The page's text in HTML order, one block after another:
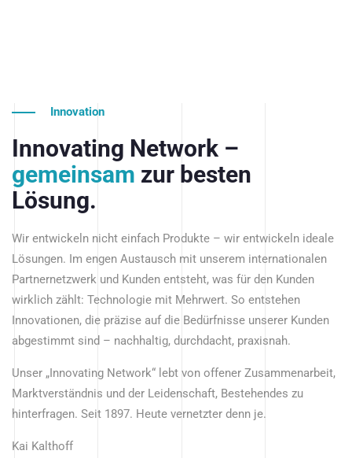
Innovation
Innovating Network –
gemeinsam zur besten
Lösung.
Wir entwickeln nicht einfach Produkte – wir entwickeln ideale
Lösungen. Im engen Austausch mit unserem internationalen
Partnernetzwerk und Kunden entsteht, was für den Kunden
wirklich zählt: Technologie mit Mehrwert. So entstehen
Innovationen, die präzise auf die Bedürfnisse unserer Kunden
abgestimmt sind – nachhaltig, durchdacht, praxisnah.
Unser „Innovating Network“ lebt von offener Zusammenarbeit,
Marktverständnis und der Leidenschaft, Bestehendes zu
hinterfragen. Seit 1897. Heute vernetzter denn je.
Kai Kalthoff